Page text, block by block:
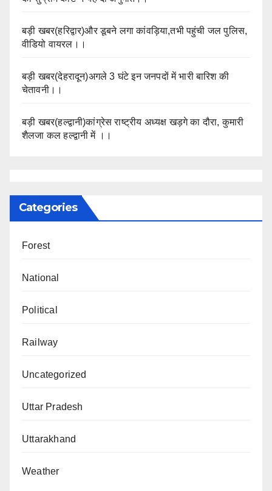
बड़ी खबर(हरिद्वार)और डूबने लगा कांवड़िया,तभी पहुंची जल पुलिस,
वीडियो वायरल।।
बड़ी खबर(देहरादून)अगले 3 घंटे इन जनपदों में भारी बारिश की
चेतावनी।।
बड़ी खबर(हल्द्वानी)कांग्रेस राष्ट्रीय अध्यक्ष खड़गे का दौरा, कुमारी
शैलजा कल हल्द्वानी में ।।
Categories
Forest
National
Political
Railway
Uncategorized
Uttar Pradesh
Uttarakhand
Weather